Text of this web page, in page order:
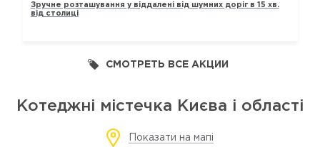
Зручне розташування у віддалені від шумних доріг в 15 хв.
від столиці
СМОТРЕТЬ ВСЕ АКЦИИ
Котеджні містечка Києва і області
Показати на мапі